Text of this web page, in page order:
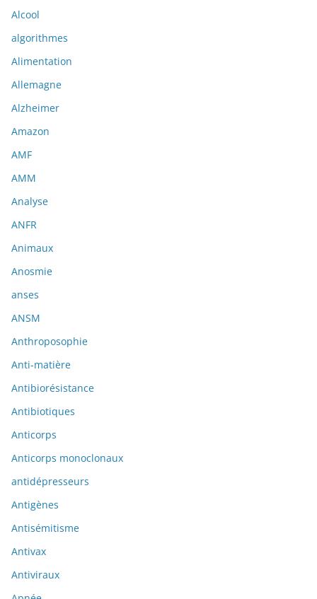
Alcool
algorithmes
Alimentation
Allemagne
Alzheimer
Amazon
AMF
AMM
Analyse
ANFR
Animaux
Anosmie
anses
ANSM
Anthroposophie
Anti-matière
Antibiorésistance
Antibiotiques
Anticorps
Anticorps monoclonaux
antidépresseurs
Antigènes
Antisémitisme
Antivax
Antiviraux